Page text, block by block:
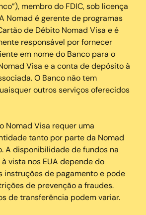
membro do FDIC, sob licença
Nomad é gerente de programas
de Débito Nomad Visa e é
responsável por fornecer
em nome do Banco para o
Visa e a conta de depósito à
O Banco não tem
outros serviços oferecidos
Nomad Visa requer uma
tanto por parte da Nomad
A disponibilidade de fundos na
vista nos EUA depende do
instruções de pagamento e pode
de prevenção a fraudes.
de transferência podem variar.